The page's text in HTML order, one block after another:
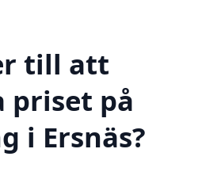
till att
priset på
i Ersnäs?